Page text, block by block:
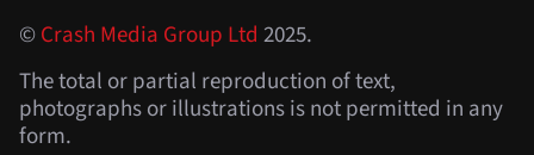
©Crash Media Group Ltd 2025.
The total or partial reproduction of text,
photographs or illustrations is not permitted in any
form.